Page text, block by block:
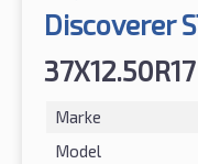
Discoverer
Marke
Model